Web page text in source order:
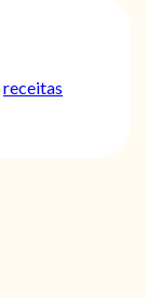
receitas